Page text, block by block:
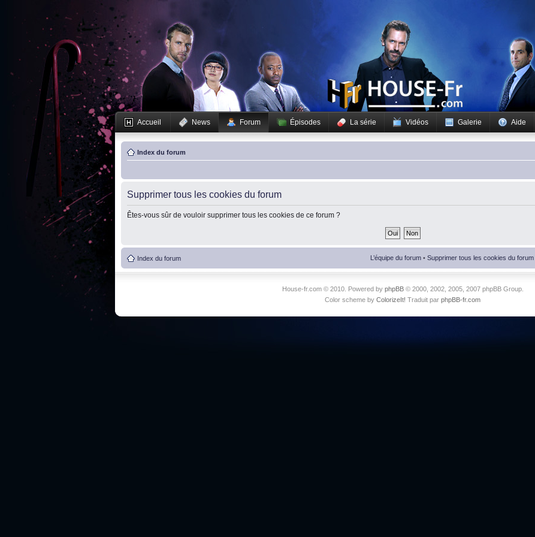
Accueil News Forum Épisodes La série Vidéos Galerie Aide
Index du forum
Supprimer tous les cookies du forum
Êtes-vous sûr de vouloir supprimer tous les cookies de ce forum ?
Index du forum L’équipe du forum • Supprimer tous les cookies du forum
House-fr.com © 2010. Powered by phpBB© 2000, 2002, 2005, 2007 phpBB Group.
Color scheme by ColorizeIt! Traduit par phpBB-fr.com